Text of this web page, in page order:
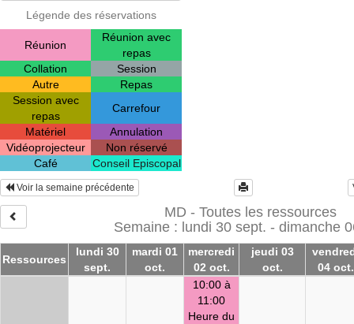
Légende des réservations
Réunion
Réunion avec
repas
Collation
Session
Autre
Repas
Session avec
repas
Carrefour
Matériel
Annulation
Vidéoprojecteur
Non réservé
Café
Conseil Episcopal
Voir la semaine précédente
MD - Toutes les ressources
Semaine : lundi 30 sept. - dimanche
Ressources
lundi 30
sept.
mardi 01
oct.
mercredi
02 oct.
jeudi 03
oct.
04 oct.
10:00 à
11:00
Heure du